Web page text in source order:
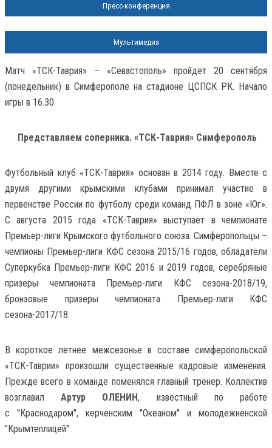
Пресс-конференция
Мультимедиа
Матч «ТСК-Таврия» – «Севастополь» пройдет 20 сентября
(понедельник) в Симферополе на стадионе ЦСПСК РК. Начало
игры в 16.30.
Представляем соперника. «ТСК-Таврия» Симферополь
Футбольный клуб «ТСК-Таврия» основан в 2014 году. Вместе с
двумя другими крымскими клубами принимал участие в
первенстве России по футболу среди команд ПФЛ в зоне «Юг».
С августа 2015 года «ТСК-Таврия» выступает в чемпионате
Премьер-лиги Крымского футбольного союза. Симферопольцы –
чемпионы Премьер-лиги КФС сезона 2015/16 годов, обладатели
Суперкубка Премьер-лиги КФС 2016 и 2019 годов, серебряные
призеры чемпионата Премьер-лиги КФС сезона-2018/19,
бронзовые призеры чемпионата Премьер-лиги КФС
сезона-2017/18.
В короткое летнее межсезонье в составе симферопольской
«ТСК-Таврии» произошли существенные кадровые изменения.
Прежде всего в команде поменялся главный тренер. Коллектив
возглавилАртур ОЛЕНИН, известный по работе
с "Краснодаром", керченским "Океаном" и молодежненской
"Крымтеплицей".